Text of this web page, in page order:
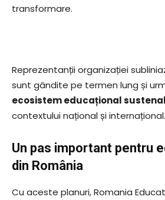
transformare.
Reprezentanții organizației
sunt gândite pe termen lung și
ecosistem educațional
contextului național și internațional.
Un pas important pentru
din România
Cu aceste planuri,Romania